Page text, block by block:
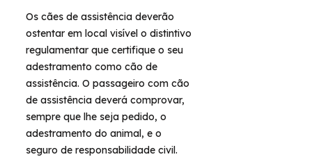
Os cães de assistência deverão
ostentar em local visível o distintivo
regulamentar que certifique o seu
adestramento como cão de
assistência. O passageiro com cão
de assistência deverá comprovar,
sempre que lhe seja pedido, o
adestramento do animal, e o
seguro de responsabilidade civil.